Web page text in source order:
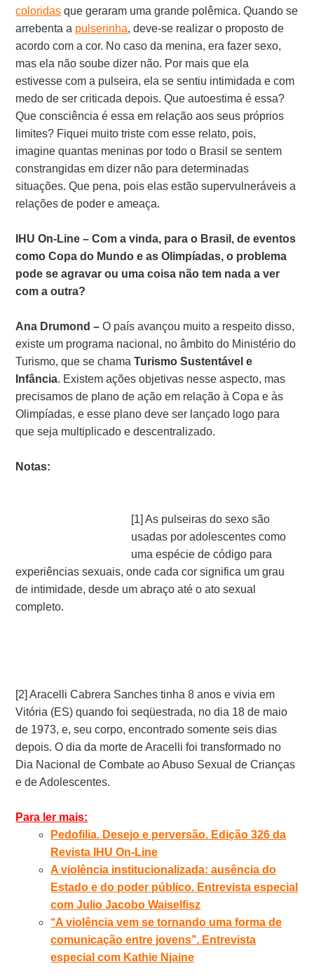
coloridas que geraram uma grande polêmica. Quando se
arrebenta a pulserinha, deve-se realizar o proposto de
acordo com a cor. No caso da menina, era fazer sexo,
mas ela não soube dizer não. Por mais que ela
estivesse com a pulseira, ela se sentiu intimidada e com
medo de ser criticada depois. Que autoestima é essa?
Que consciência é essa em relação aos seus próprios
limites? Fiquei muito triste com esse relato, pois,
imagine quantas meninas por todo o Brasil se sentem
constrangidas em dizer não para determinadas
situações. Que pena, pois elas estão supervulneráveis a
relações de poder e ameaça.
IHU On-Line – Com a vinda, para o Brasil, de eventos
como Copa do Mundo e as Olimpíadas, o problema
pode se agravar ou uma coisa não tem nada a ver
com a outra?
Ana Drumond – O país avançou muito a respeito disso,
existe um programa nacional, no âmbito do Ministério do
Turismo, que se chamaTurismo Sustentável e
Infância. Existem ações objetivas nesse aspecto, mas
precisamos de plano de ação em relação à Copa e às
Olimpíadas, e esse plano deve ser lançado logo para
que seja multiplicado e descentralizado.
Notas:
[1] As pulseiras do sexo são
usadas por adolescentes como
uma espécie de código para
experiências sexuais, onde cada cor significa um grau
de intimidade, desde um abraço até o ato sexual
completo.
[2] Aracelli Cabrera Sanches tinha 8 anos e vivia em
Vitória (ES) quando foi seqüestrada, no dia 18 de maio
de 1973, e, seu corpo, encontrado somente seis dias
depois. O dia da morte de Aracelli foi transformado no
Dia Nacional de Combate ao Abuso Sexual de Crianças
e de Adolescentes.
Para ler mais:
Pedofilia. Desejo e perversão. Edição 326 da
Revista IHU On-Line
A violência institucionalizada: ausência do
Estado e do poder público. Entrevista especial
com Julio Jacobo Waiselfisz
‘‘A violência vem se tornando uma forma de
comunicação entre jovens’’. Entrevista
especial com Kathie Njaine